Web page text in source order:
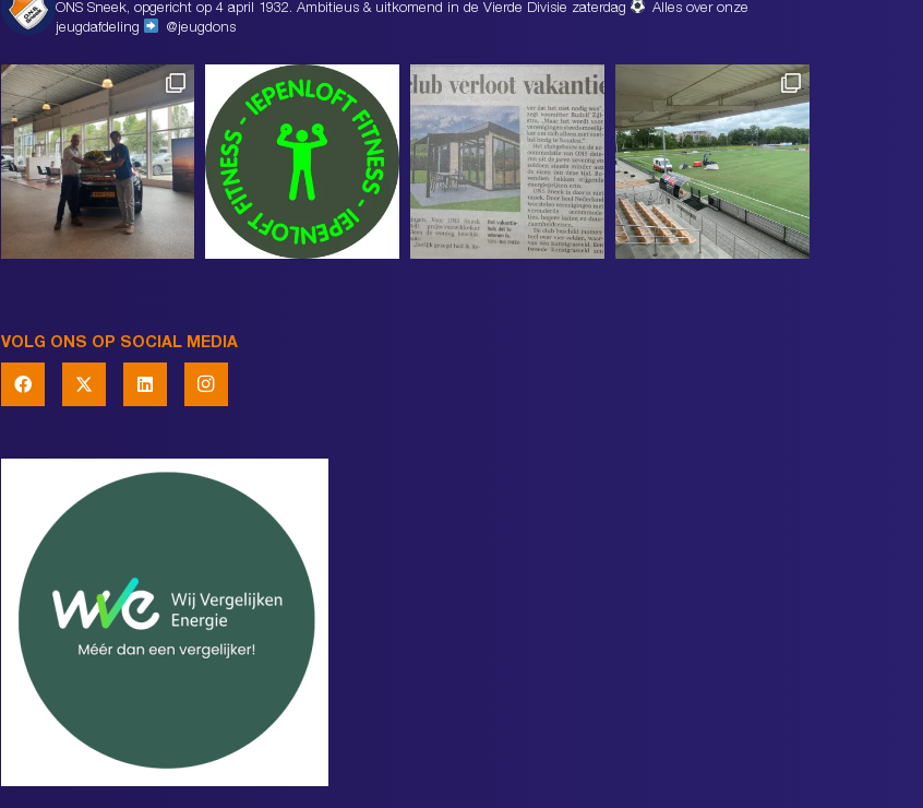
ONS Sneek, opgericht op 4 april 1932. Ambitieus & uitkomend in de Vierde Divisie zaterdag
Alles over onze
jeugdafdeling
@jeugdons
VOLG ONS OP SOCIAL MEDIA